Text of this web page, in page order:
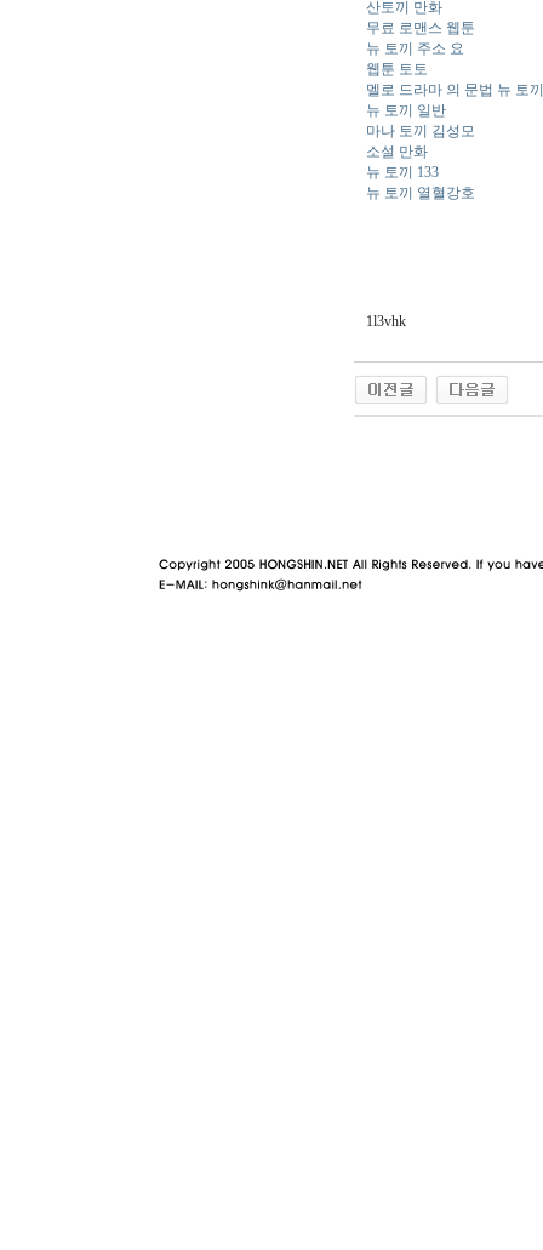
산토끼 만화
무료 로맨스 웹툰
뉴 토끼 주소 요
웹툰 토토
멜로 드라마 의 문법 뉴 토끼
뉴 토끼 일반
마나 토끼 김성모
소설 만화
뉴 토끼 133
뉴 토끼 열혈강호
1l3vhk